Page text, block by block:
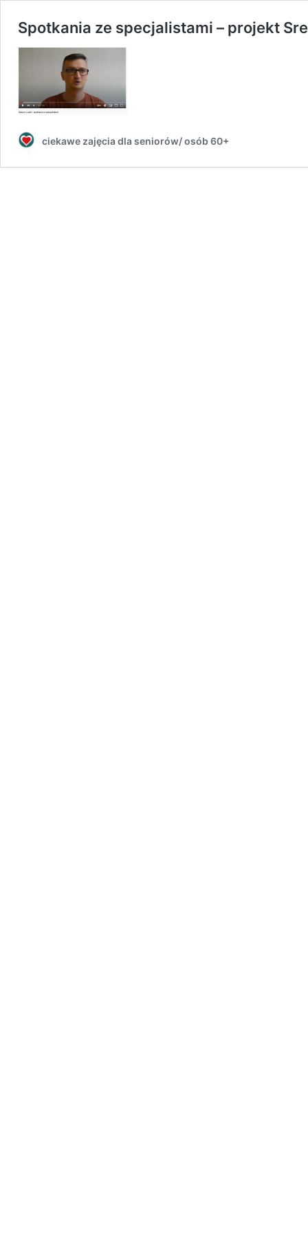
Spotkania ze specjalistami – projekt
ciekawe zajęcia dla seniorów/ osób 60+